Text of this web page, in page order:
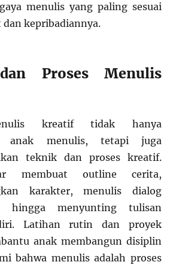
menulis yang paling sesuai
kepribadiannya.
Proses Menulis
kreatif tidak hanya
anak menulis, tetapi juga
teknik dan proses kreatif.
membuat outline cerita,
karakter, menulis dialog
hingga menyunting tulisan
Latihan rutin dan proyek
anak membangun disiplin
bahwa menulis adalah proses